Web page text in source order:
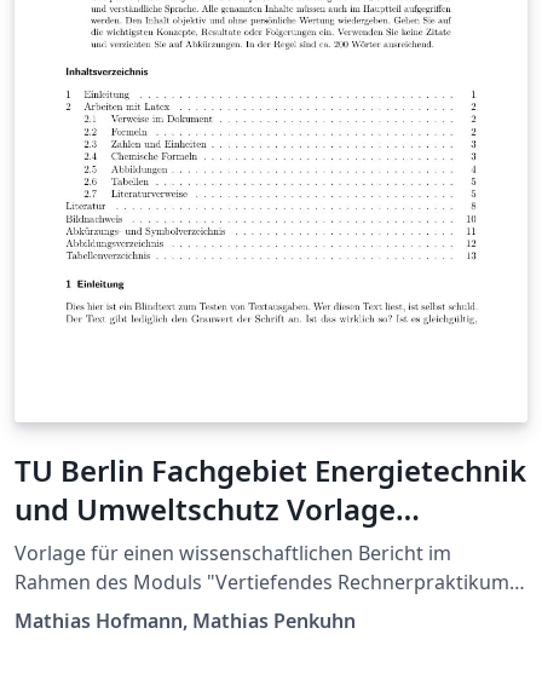
TU Berlin Fachgebiet Energietechnik
und Umweltschutz Vorlage
Rechnerpraktikum Bericht
Vorlage für einen wissenschaftlichen Bericht im
Rahmen des Moduls "Vertiefendes Rechnerpraktikum
zur Energietechnik" am Fachgebiet Energietechnik und
Mathias Hofmann, Mathias Penkuhn